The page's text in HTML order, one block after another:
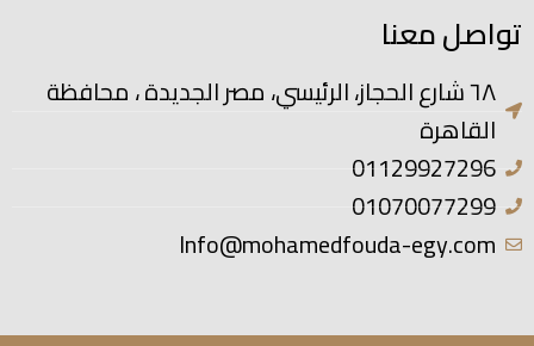
تواصل معنا
٦٨ شارع الحجاز، الرئيسي، مصر الجديدة ، محافظة
القاهرة
01129927296
01070077299
Info@mohamedfouda-egy.com